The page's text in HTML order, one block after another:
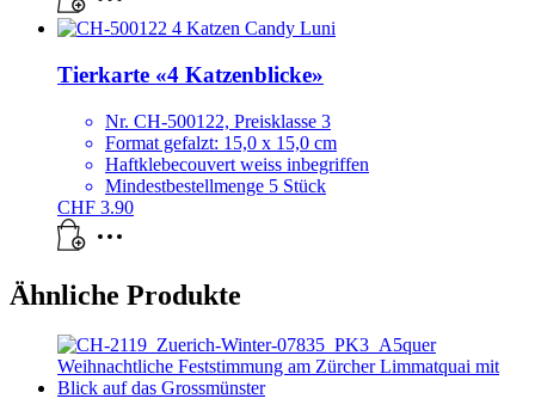
Tierkarte «4 Katzenblicke»
Nr. CH-500122, Preisklasse 3
Format gefalzt: 15,0 x 15,0 cm
Haftklebecouvert weiss inbegriffen
Mindestbestellmenge 5 Stück
CHF 3.90
Ähnliche Produkte